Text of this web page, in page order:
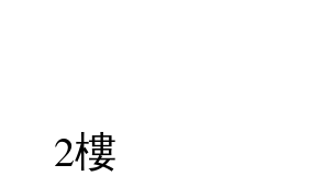
2樓